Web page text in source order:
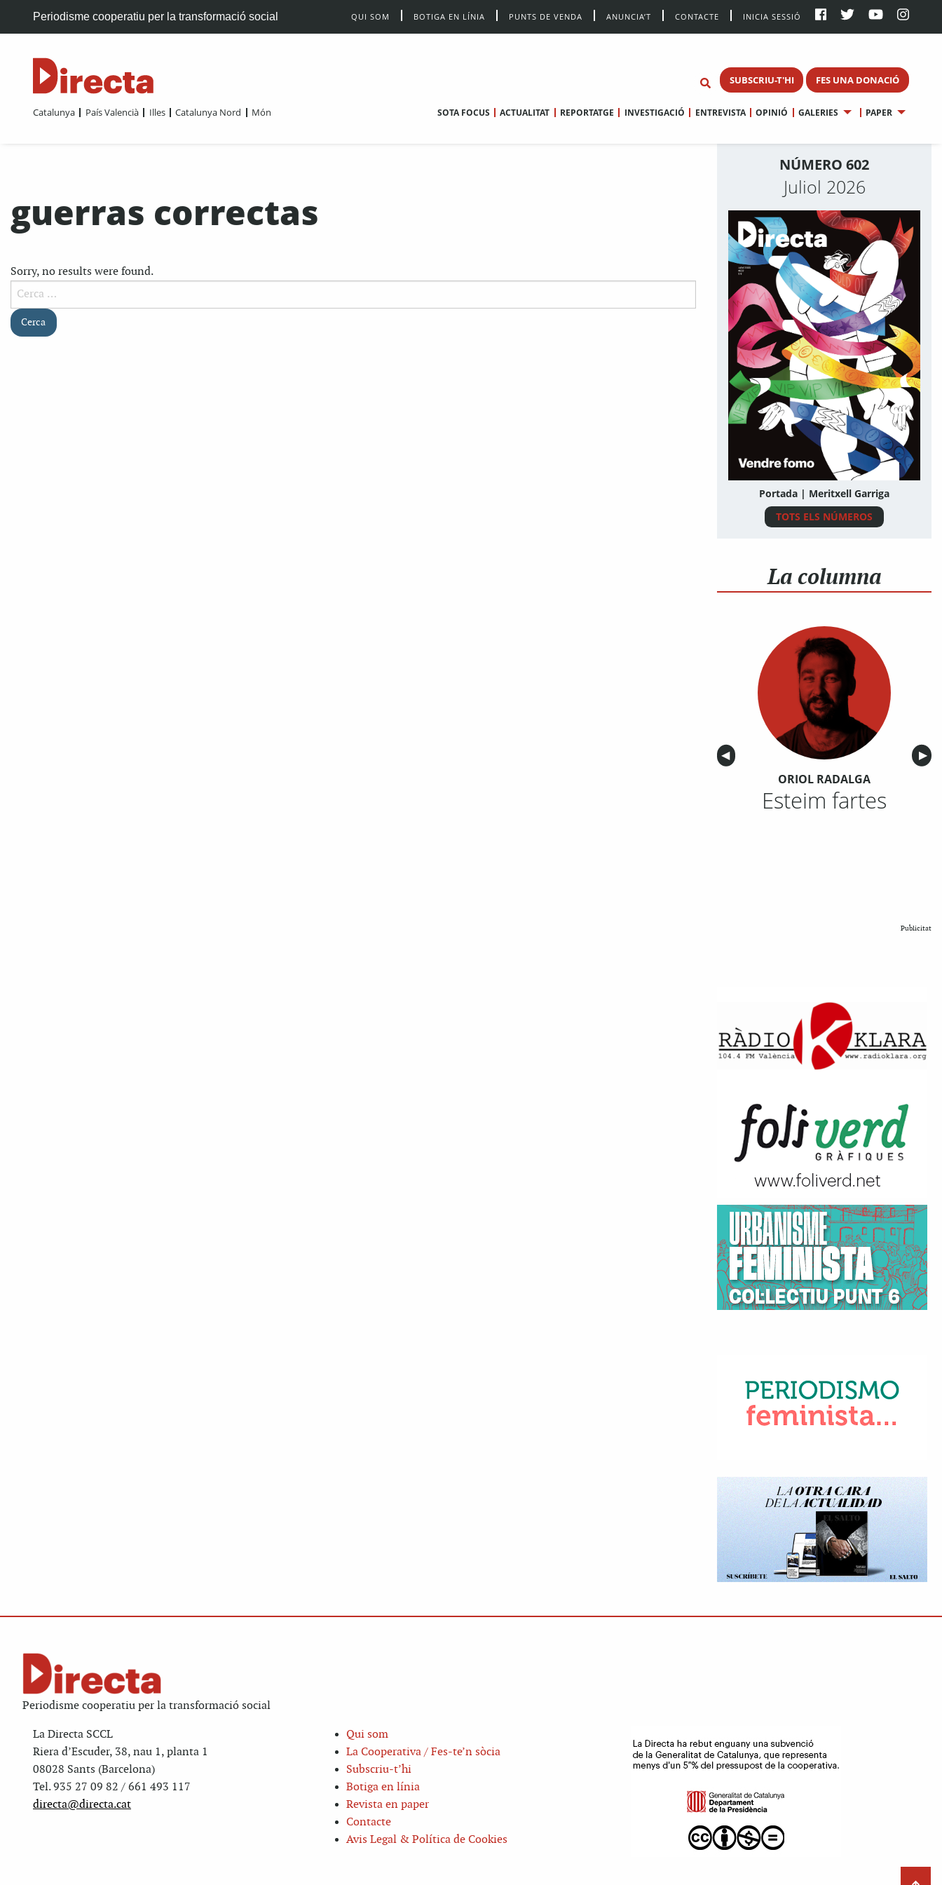
Periodisme cooperatiu per la transformació social QUI SOM BOTIGA EN LÍNIA PUNTS DE VENDA ANUNCIA’T CONTACTE INICIA SESSIÓ
SUBSCRIU-T'HI FES UNA DONACIÓ
Catalunya País Valencià Illes Catalunya Nord Món SOTA FOCUS ACTUALITAT REPORTATGE INVESTIGACIÓ ENTREVISTA OPINIÓ GALERIES PAPER
guerras correctas
Sorry, no results were found.
Cerca:
NÚMERO 602
Juliol 2026
Portada | Meritxell Garriga
TOTS ELS NÚMEROS
La columna
Anterior
◀︎ ▶︎
ORIOL RADALGA
Esteim fartes
Publicitat
Periodisme cooperatiu per la transformació social
La Directa SCCL
Riera d’Escuder, 38, nau 1, planta 1
08028 Sants (Barcelona)
Tel. 935 27 09 82 / 661 493 117
directa@directa.cat
Qui som
La Cooperativa / Fes-te’n sòcia
Subscriu-t’hi
Botiga en línia
Revista en paper
Contacte
Avis Legal & Política de Cookies